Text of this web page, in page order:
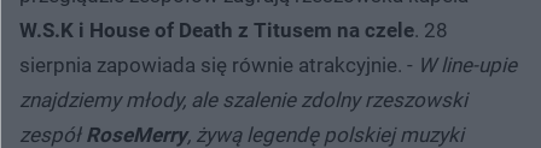
W.S.K i House of Death z Titusem na czele. 28
sierpnia zapowiada się równie atrakcyjnie. - W line-upie
znajdziemy młody, ale szalenie zdolny rzeszowski
zespół RoseMerry, żywą legendę polskiej muzyki